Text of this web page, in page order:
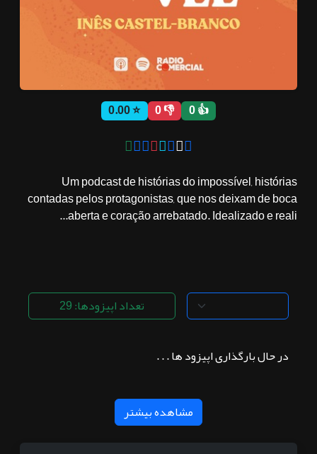
اشتراک‌ها
متداول
👍 0
👎 0
⭐ 0.00
Um podcast de histórias do impossível, histórias
contadas pelos protagonistas, que nos deixam de boca
aberta e coração arrebatado. Idealizado e reali...
تعداد اپیزودها: 29
در حال بارگذاری اپیزود ها . . .
مشاهده بیشتر